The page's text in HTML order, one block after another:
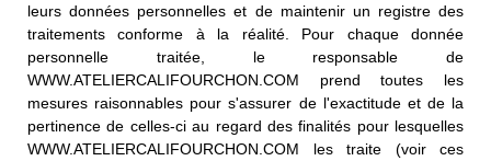
leurs données personnelles et de maintenir un registre des
traitements conforme à la réalité. Pour chaque donnée
personnelle traitée, le responsable de
WWW.ATELIERCALIFOURCHON.COM prend toutes les
mesures raisonnables pour s'assurer de l'exactitude et de la
pertinence de celles-ci au regard des finalités pour lesquelles
WWW.ATELIERCALIFOURCHON.COM les traite (voir ces